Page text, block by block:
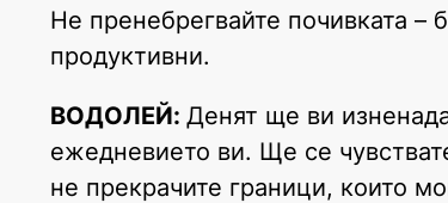
Не пренебрегвайте почивката
продуктивни.
ВОДОЛЕЙ: Денят ще ви
ежедневието ви. Ще се
не прекрачите граници, които